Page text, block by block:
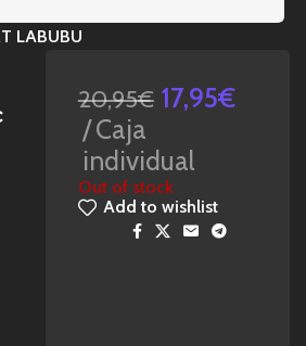
LABUBU
20,95€ 17,95€
Caja
individual
Out of stock
Add to wishlist